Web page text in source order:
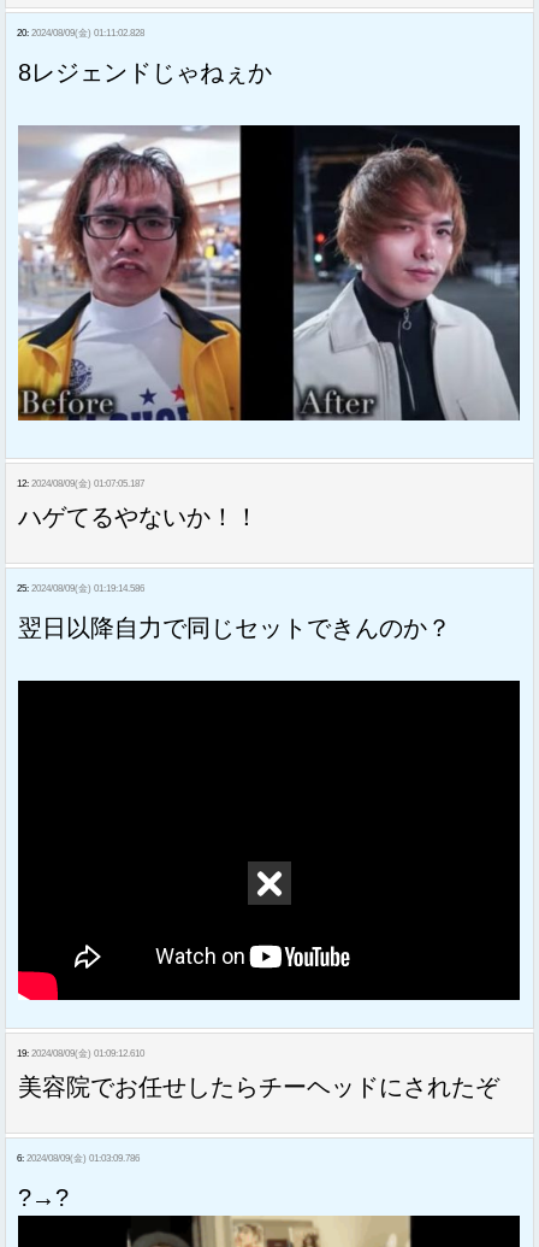
20: 2024/08/09(金) 01:11:02.828
8レジェンドじゃねぇか
12: 2024/08/09(金) 01:07:05.187
ハゲてるやないか！！
25: 2024/08/09(金) 01:19:14.586
翌日以降自力で同じセットできんのか？
19: 2024/08/09(金) 01:09:12.610
美容院でお任せしたらチーヘッドにされたぞ
6: 2024/08/09(金) 01:03:09.786
?→?